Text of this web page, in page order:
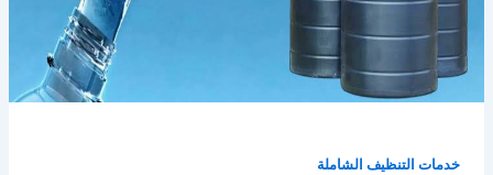
خدمات التنظيف الشاملة